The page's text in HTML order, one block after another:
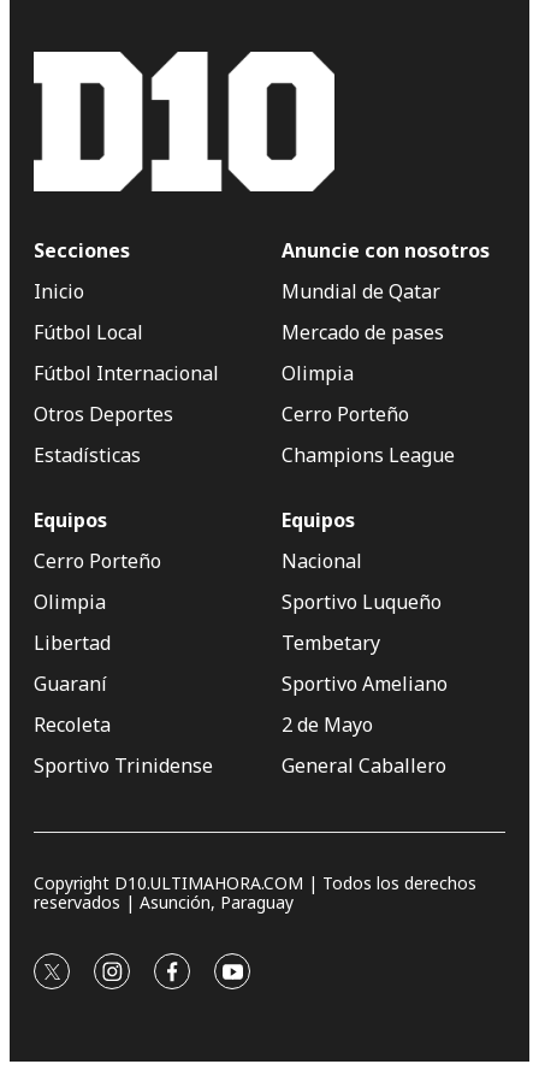
Secciones
Inicio
Fútbol Local
Fútbol Internacional
Otros Deportes
Estadísticas
Anuncie con nosotros
Mundial de Qatar
Mercado de pases
Olimpia
Cerro Porteño
Champions League
Equipos
Cerro Porteño
Olimpia
Libertad
Guaraní
Recoleta
Sportivo Trinidense
Equipos
Nacional
Sportivo Luqueño
Tembetary
Sportivo Ameliano
2 de Mayo
General Caballero
Copyright D10.ULTIMAHORA.COM | Todos los derechos
reservados | Asunción, Paraguay
twitterinstagram
facebookyoutube